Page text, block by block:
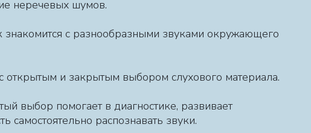
неречевых шумов.
с разнообразными звуками окружающего
открытым и закрытым выбором слухового материала.
выбор помогает в диагностике, развивает
самостоятельно распознавать звуки.